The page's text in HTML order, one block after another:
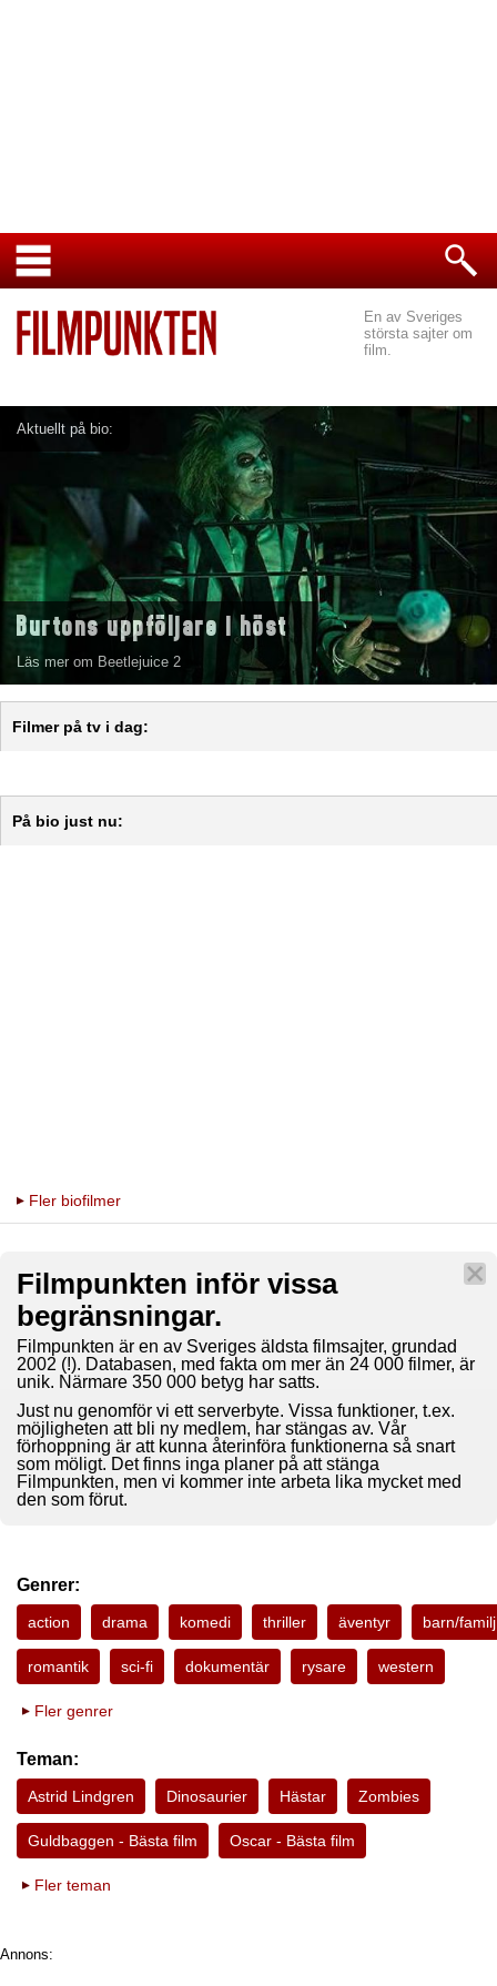
En av Sveriges
största sajter om
film.
Aktuellt på bio:
Burtons uppföljare i höst
Läs mer om Beetlejuice 2
Filmer på tv i dag:
På bio just nu:
Fler biofilmer
Filmpunkten inför vissa
begränsningar.
Filmpunkten är en av Sveriges äldsta filmsajter, grundad
2002 (!). Databasen, med fakta om mer än 24 000 filmer, är
unik. Närmare 350 000 betyg har satts.
Just nu genomför vi ett serverbyte. Vissa funktioner, t.ex.
möjligheten att bli ny medlem, har stängas av. Vår
förhoppning är att kunna återinföra funktionerna så snart
som möligt. Det finns inga planer på att stänga
Filmpunkten, men vi kommer inte arbeta lika mycket med
den som förut.
Genrer:
action drama komedi thriller äventyr barn/familj
romantik sci-fi dokumentär rysare western
Fler genrer
Teman:
Astrid Lindgren Dinosaurier Hästar Zombies
Guldbaggen - Bästa film Oscar - Bästa film
Fler teman
Annons: